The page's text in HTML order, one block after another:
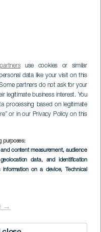
use cookies or similar
data like your visit on this
partners do not ask for your
legitimate business interest. You
processing based on legitimate
or in our Privacy Policy on this
purposes:
content measurement, audience
data, and identification
on a device, Technical
→